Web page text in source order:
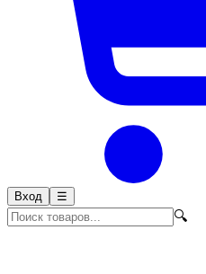
Вход ☰
🔍